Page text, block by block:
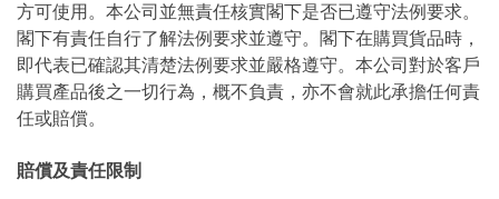
方可使用。本公司並無責任核實閣下是否已遵守法例要求。
閣下有責任自行了解法例要求並遵守。閣下在購買貨品時，
即代表已確認其清楚法例要求並嚴格遵守。本公司對於客戶
購買產品後之一切行為，概不負責，亦不會就此承擔任何責
任或賠償。
賠償及責任限制